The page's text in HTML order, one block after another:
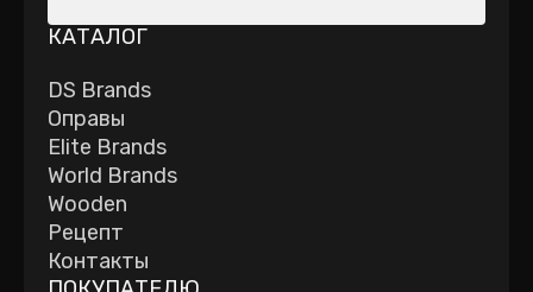
КАТАЛОГ
DS Brands
Оправы
Elite Brands
World Brands
Wooden
Рецепт
Контакты